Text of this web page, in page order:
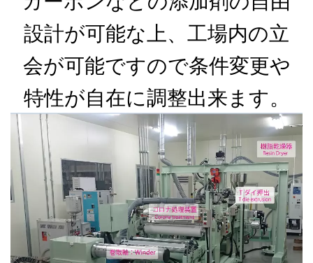
設計が可能な上、工場内の立
会が可能ですので条件変更や
特性が自在に調整出来ます。